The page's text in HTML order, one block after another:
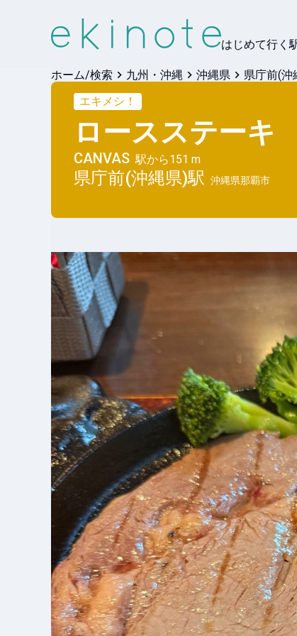
はじめて行く
ホーム/検索 九州・沖縄 沖縄県
県庁前(沖
エキメシ！
ロースステーキ
CANVAS 駅から151 m
県庁前(沖縄県)駅 沖縄県那覇市